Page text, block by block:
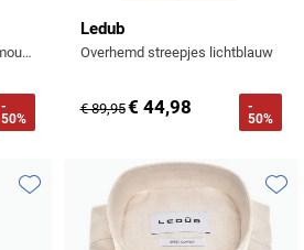
katoenen overhemd korte mouw geruit blauw normale fit
-
50%
Ledub
Overhemd streepjes lichtblauw
€ 89,95€ 44,98
-
50%
Toevoegen aan favorieten